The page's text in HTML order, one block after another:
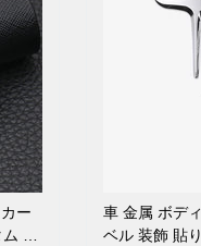
ー
サ
車 金属 ボデ
ベル 装飾 貼